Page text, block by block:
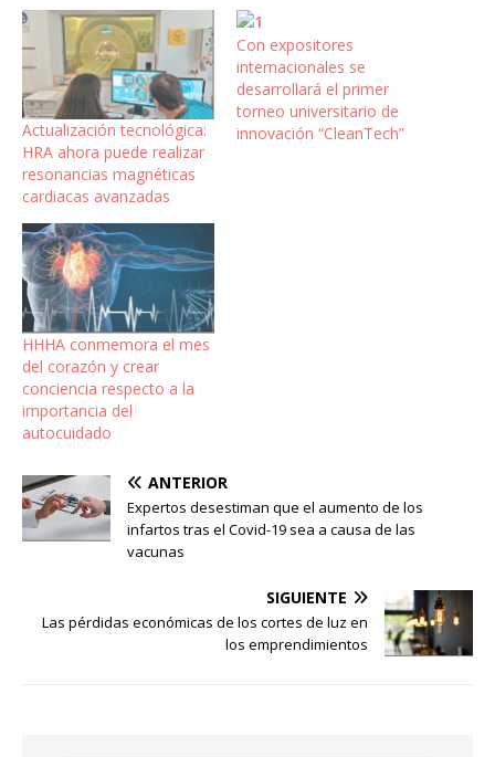
Actualización tecnológica:
HRA ahora puede realizar
resonancias magnéticas
cardiacas avanzadas
Con expositores
internacionales se
desarrollará el primer
torneo universitario de
innovación “CleanTech”
HHHA conmemora el mes
del corazón y crear
conciencia respecto a la
importancia del
autocuidado
ANTERIOR
Expertos desestiman que el aumento de los
infartos tras el Covid-19 sea a causa de las
vacunas
SIGUIENTE
Las pérdidas económicas de los cortes de luz en
los emprendimientos